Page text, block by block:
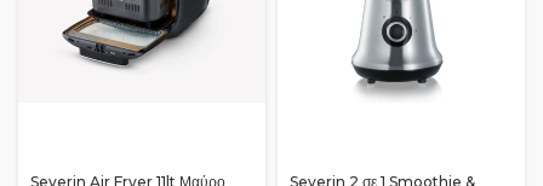
Severin Air Fryer 11lt Μαύρο
Severin 2 σε 1 Smoothie &